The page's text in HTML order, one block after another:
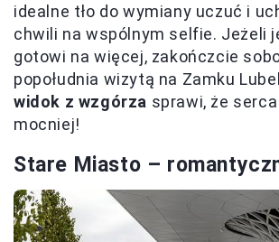
idealne tło do wymiany uczuć i
chwili na wspólnym selfie. Jeżeli
gotowi na więcej, zakończcie
popołudnia wizytą na Zamku
widok z wzgórza sprawi, że
mocniej!
Stare Miasto –